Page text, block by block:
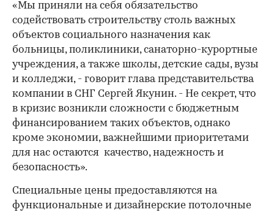
«Мы приняли на себя обязательство
содействовать строительству столь важных
объектов социального назначения как
больницы, поликлиники, санаторно-курортные
учреждения, а также школы, детские сады, вузы
и колледжи, - говорит глава представительства
компании в СНГ Сергей Якунин. - Не секрет, что
в кризис возникли сложности с бюджетным
финансированием таких объектов, однако
кроме экономии, важнейшими приоритетами
для нас остаются качество, надежность и
безопасность».
Специальные цены предоставляются на
функциональные и дизайнерские потолочные